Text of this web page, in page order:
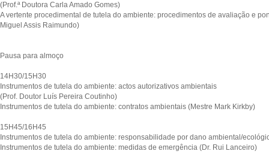
(Prof.ª Doutora Carla Amado Gomes)
A vertente procedimental de tutela do ambiente: procedimentos de avaliação e
Miguel Assis Raimundo)
Pausa para almoço
14H30/15H30
Instrumentos de tutela do ambiente: actos autorizativos ambientais
(Prof. Doutor Luís Pereira Coutinho)
Instrumentos de tutela do ambiente: contratos ambientais (Mestre Mark Kirkby)
15H45/16H45
Instrumentos de tutela do ambiente: responsabilidade por dano ambiental/
Instrumentos de tutela do ambiente: medidas de emergência (Dr. Rui Lanceiro)